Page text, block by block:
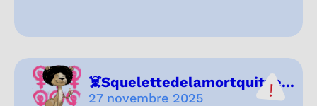
☠️Squelettedelamortquitue...
27 novembre 2025